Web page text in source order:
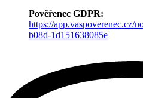
Pověřenec GDPR:
https://app.vaspoverenec.cz/
b08d-1d151638085e